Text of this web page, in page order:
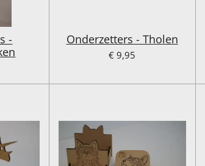
-
Onderzetters - Tholen
€ 9,95